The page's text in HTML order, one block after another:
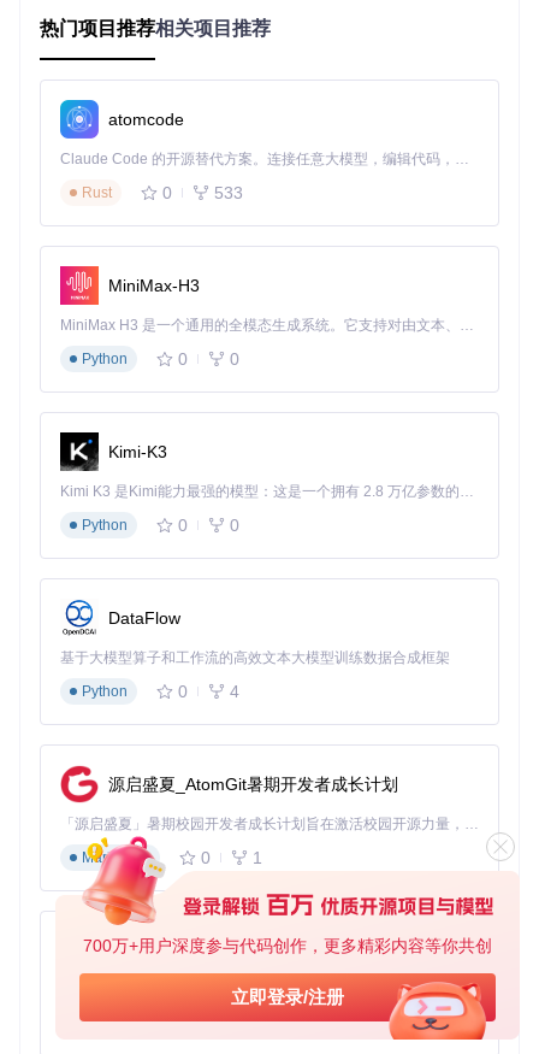
700万+用户深度参与代码创作，更多精彩内容等你共创
立即登录/注册
功能：平台集成了社区功能，允许创作者建立专属讨论区，进
行实时互动，并通过活动管理增强用户参与感。创作者可以轻
松发布更新、回答问题，建立忠实粉丝群体。
效果：增强用户粘性，提高复购率，同时通过用户反馈不断优
化产品，形成良性循环。
社区互动界面，支持教程引导和活动管理，alt文本：开源电商
平台社区功能，创作者粉丝互动工具
4. 灵活的退款政策配置
痛点：缺乏灵活的退款政策设置，可能导致客户满意度下降或
不必要的纠纷。
功能：平台允许创作者为每个产品设置自定义退款政策，包括
效果：提高客户信任度，减少退款纠纷，同时保护创作者的合
法权益。
产品级别的退款政策配置界面，alt文本：开源电商平台退款政
策设置，创作者风险控制工具
痛点：创作者难以了解粉丝增长来源和趋势，无法有效优化获
客策略。
功能：平台提供全面的受众分析，包括终身粉丝数量、新增粉
效果：优化营销资源分配，提高粉丝获取效率，降低获客成
本。
粉丝数据和来源渠道分析，alt文本：开源电商平台受众分析，
创作者粉丝增长工具
场景化应用指南：五大应用场景释放创作价值
1. 数字产品变现
对于电子书作者、音乐人、软件开发者等数字内容创作者，开
源电商平台提供了理想的销售渠道。创作者可以轻松上传PDF
热门项目推荐相关项目推荐
atomcode
Claude Code 的开源替代方案。连接任意大模型，编辑代码，运行命令，自动验证 — 全自动执行。用 Rust 构建，极致性能。 ｜ An open-source alternative to Claude Code. Connect any LLM, edit code, run commands, and verify changes — autonomously. Built in Rust for speed. Get Started
Rust
0 533
MiniMax-H3
MiniMax H3 是一个通用的全模态生成系统。它支持对由文本、图像、视频和音频组成的多模态上下文进行统一理解，并能生成分辨率高达 2K、时长可达 15 秒的带原生立体声音频的视频。得益于面向任务泛化的系统设计，H3 在预训练阶段就已具备广泛的多模态上下文理解与生成能力，能够出色地执行复杂的多模态指令。
Python
0 0
Kimi-K3
Kimi K3 是Kimi能力最强的模型：这是一个拥有 2.8 万亿参数的混合专家（MoE）模型，具备原生视觉理解能力，并支持 100 万 token 的上下文窗口。
Python
0 0
DataFlow
基于大模型算子和工作流的高效文本大模型训练数据合成框架
Python
0 4
源启盛夏_AtomGit暑期开发者成长计划
「源启盛夏」暑期校园开发者成长计划旨在激活校园开源力量，通过积分激励、认证扶持、资源倾斜等形式，引导高校组织和开发者完成「入驻 — 建项目 — 做贡献 — 获认证 — 得资源」的完整闭环。无论你是想带领社团入驻平台的组织者，还是希望用代码贡献证明自己的开发者，都能在这里找到属于你的成长路径。
Markdown
0 1
py-xiaozhi
基于Python的Xiaozhi AI，适用于想要完整Xiaozhi体验而无需拥有专用硬件的用户。
Python
0 1